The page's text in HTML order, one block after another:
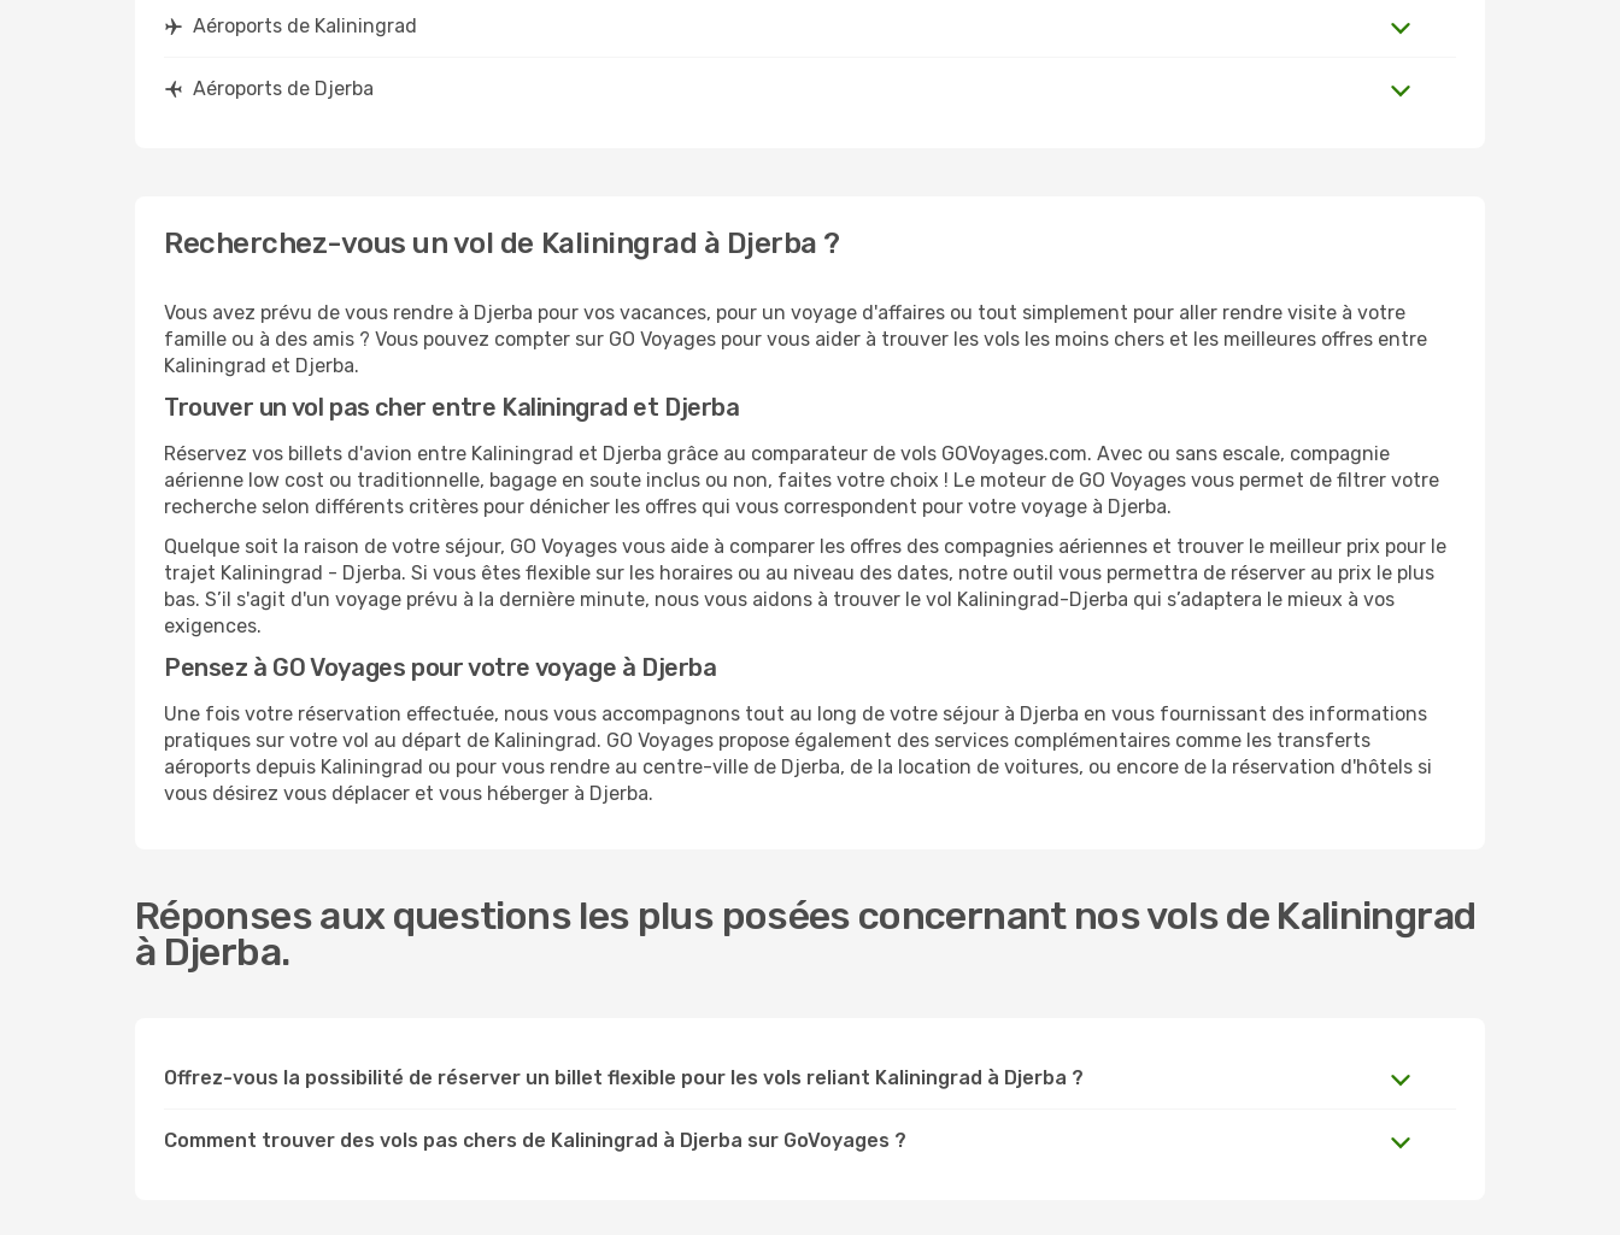
Aéroports de Kaliningrad
Aéroports de Djerba
Recherchez-vous un vol de Kaliningrad à Djerba ?
Vous avez prévu de vous rendre à Djerba pour vos vacances, pour un voyage d'affaires ou tout simplement pour aller rendre visite à votre
famille ou à des amis ? Vous pouvez compter sur GO Voyages pour vous aider à trouver les vols les moins chers et les meilleures offres entre
Kaliningrad et Djerba.
Trouver un vol pas cher entre Kaliningrad et Djerba
Réservez vos billets d'avion entre Kaliningrad et Djerba grâce au comparateur de vols GOVoyages.com. Avec ou sans escale, compagnie
aérienne low cost ou traditionnelle, bagage en soute inclus ou non, faites votre choix ! Le moteur de GO Voyages vous permet de filtrer votre
recherche selon différents critères pour dénicher les offres qui vous correspondent pour votre voyage à Djerba.
Quelque soit la raison de votre séjour, GO Voyages vous aide à comparer les offres des compagnies aériennes et trouver le meilleur prix pour le
trajet Kaliningrad - Djerba. Si vous êtes flexible sur les horaires ou au niveau des dates, notre outil vous permettra de réserver au prix le plus
bas. S’il s'agit d'un voyage prévu à la dernière minute, nous vous aidons à trouver le vol Kaliningrad-Djerba qui s’adaptera le mieux à vos
exigences.
Pensez à GO Voyages pour votre voyage à Djerba
Une fois votre réservation effectuée, nous vous accompagnons tout au long de votre séjour à Djerba en vous fournissant des informations
pratiques sur votre vol au départ de Kaliningrad. GO Voyages propose également des services complémentaires comme les transferts
aéroports depuis Kaliningrad ou pour vous rendre au centre-ville de Djerba, de la location de voitures, ou encore de la réservation d'hôtels si
vous désirez vous déplacer et vous héberger à Djerba.
Réponses aux questions les plus posées concernant nos vols de Kaliningrad
à Djerba.
Offrez-vous la possibilité de réserver un billet flexible pour les vols reliant Kaliningrad à Djerba ?
Comment trouver des vols pas chers de Kaliningrad à Djerba sur GoVoyages ?